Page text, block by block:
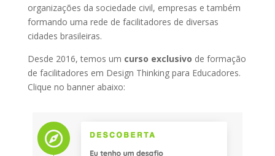
organizações da sociedade civil, empresas e também
formando uma rede de facilitadores de diversas
cidades brasileiras.
Desde 2016, temos um curso exclusivo de formação
de facilitadores em Design Thinking para Educadores.
Clique no banner abaixo: